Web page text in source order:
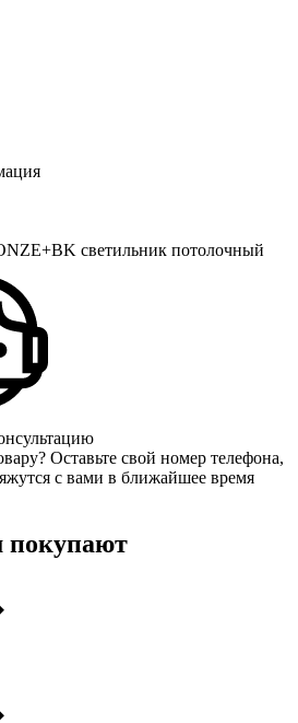
светильник потолочный
Оставьте свой номер телефона,
с вами в ближайшее время
покупают